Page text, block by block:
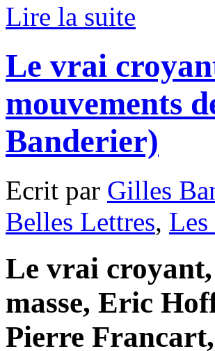
Lire la suite
Le vrai
mouvements
Banderier)
Ecrit par Gilles
Belles Lettres,
Le vrai croyant,
masse, Eric
Pierre